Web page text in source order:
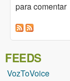
para comentar
FEEDS
VozToVoice